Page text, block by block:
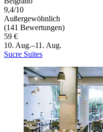
9,4/10
Außergewöhnlich
(141 Bewertungen)
59 €
10. Aug.–11. Aug.
Sucre Suites